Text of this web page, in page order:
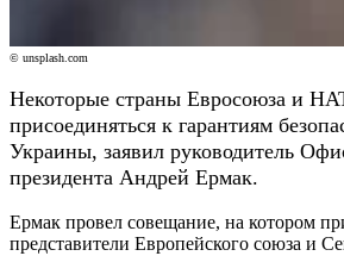
© unsplash.com
Некоторые страны Евросоюза и
присоединяться к гарантиям
Украины, заявил руководитель
президента Андрей Ермак.
Ермак провел совещание, на котором
представители Европейского союза и